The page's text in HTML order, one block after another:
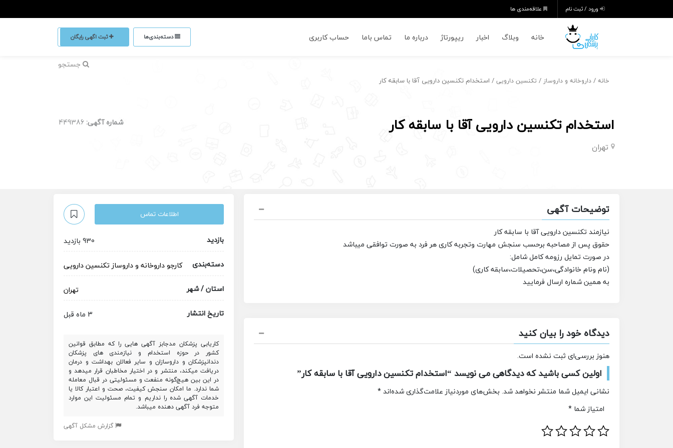
ورود / ثبت نام علاقه‌مندی ها
خانه وبلاگ اخبار ریپورتاژ درباره ما تماس باما حساب کاربری دسته‌بندی‌ها ثبت اگهی رایگان
جستجو
خانه / داروخانه و داروساز / تکنسین دارویی / استخدام تکنسین دارویی آقا با سابقه کار
استخدام تکنسین دارویی آقا با سابقه کار
تهران
شماره آگهی: 449386
توضیحات آگهی
نیازمند تکنسین دارویی آقا با سابقه کار
حقوق پس از مصاحبه برحسب سنجش مهارت وتجربه کاری هر فرد به صورت توافقی میباشد
در صورت تمایل رزومه کامل شامل:
(نام ونام خانوادگی،سن،تحصیلات،سابقه کاری)
به همین شماره ارسال فرمایید
دیدگاه خود را بیان کنید
هنوز بررسی‌ای ثبت نشده است.
اولین کسی باشید که دیدگاهی می نویسد “استخدام تکنسین دارویی آقا با سابقه کار”
نشانی ایمیل شما منتشر نخواهد شد. بخش‌های موردنیاز علامت‌گذاری شده‌اند*
امتیاز شما *
اطلاعات تماس
بازدید
930 بازدید
دسته‌بندی
کارجوداروخانه و داروساز تکنسین دارویی
استان / شهر
تهران
تاریخ انتشار
3 ماه قبل
کاریابی پزشکان مدجابز آگهی هایی را که مطابق قوانین
کشور در حوزه استخدام و نیازمندی های پزشکان
دندانپزشکان و داروسازان و سایر فعالان بهداشت و درمان
دریافت میکند، منتشر و در اختیار مخاطبان قرار میدهد و
در این بین هیچ‌گونه منفعت و مسئولیتی در قبال معامله
شما ندارد. ما امکان سنجش کیفیت، صحت و اعتبار کالا یا
خدمات آگهی شده را نداریم و تمام مسئولیت این موارد
متوجه فرد آگهی دهنده میباشد.
گزارش مشکل آگهی